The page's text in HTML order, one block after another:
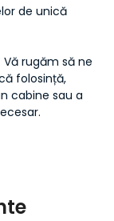
de unică
rugăm să ne
folosință,
cabine sau a